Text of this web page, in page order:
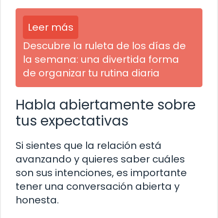
Leer más
Descubre la ruleta de los días de
la semana: una divertida forma
de organizar tu rutina diaria
Habla abiertamente sobre
tus expectativas
Si sientes que la relación está
avanzando y quieres saber cuáles
son sus intenciones, es importante
tener una conversación abierta y
honesta.